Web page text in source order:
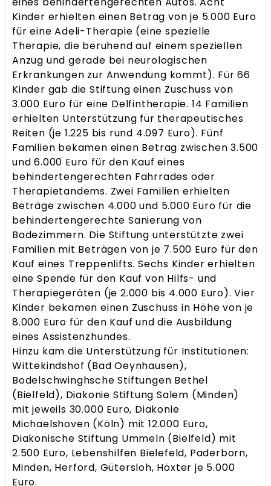
Kinder erhielten einen Betrag von je 5.000 Euro
für eine Adeli-Therapie (eine spezielle
Therapie, die beruhend auf einem speziellen
Anzug und gerade bei neurologischen
Erkrankungen zur Anwendung kommt). Für 66
Kinder gab die Stiftung einen Zuschuss von
3.000 Euro für eine Delfintherapie. 14 Familien
erhielten Unterstützung für therapeutisches
Reiten (je 1.225 bis rund 4.097 Euro). Fünf
Familien bekamen einen Betrag zwischen 3.500
und 6.000 Euro für den Kauf eines
behindertengerechten Fahrrades oder
Therapietandems. Zwei Familien erhielten
Beträge zwischen 4.000 und 5.000 Euro für die
behindertengerechte Sanierung von
Badezimmern. Die Stiftung unterstützte zwei
Familien mit Beträgen von je 7.500 Euro für den
Kauf eines Treppenlifts. Sechs Kinder erhielten
eine Spende für den Kauf von Hilfs- und
Therapiegeräten (je 2.000 bis 4.000 Euro). Vier
Kinder bekamen einen Zuschuss in Höhe von je
8.000 Euro für den Kauf und die Ausbildung
eines Assistenzhundes.
Hinzu kam die Unterstützung für Institutionen:
Wittekindshof (Bad Oeynhausen),
Bodelschwinghsche Stiftungen Bethel
(Bielfeld), Diakonie Stiftung Salem (Minden)
mit jeweils 30.000 Euro, Diakonie
Michaelshoven (Köln) mit 12.000 Euro,
Diakonische Stiftung Ummeln (Bielfeld) mit
2.500 Euro, Lebenshilfen Bielefeld, Paderborn,
Minden, Herford, Gütersloh, Höxter je 5.000
Euro.